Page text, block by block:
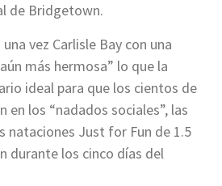
de Bridgetown.
vez Carlisle Bay con una
más hermosa” lo que la
ideal para que los cientos de
en los “nadados sociales”, las
nataciones Just for Fun de 1.5
durante los cinco días del